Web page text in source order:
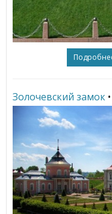
Золочевский замок